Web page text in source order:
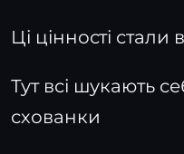
Ці цінності стали
Тут всі шукають
схованки